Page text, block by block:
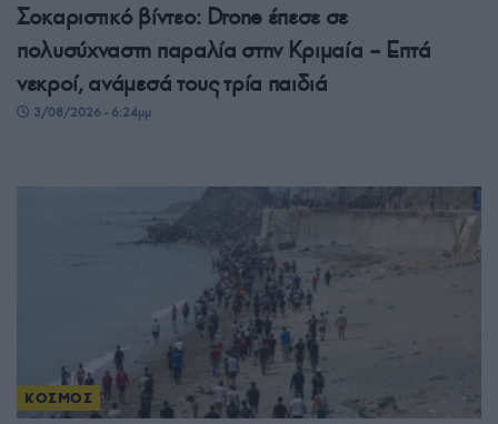
Σοκαριστικό βίντεο: Drone έπεσε σε
πολυσύχναστη παραλία στην Κριμαία – Επτά
νεκροί, ανάμεσά τους τρία παιδιά
3/08/2026 - 6:24μμ
ΚΟΣΜΟΣ